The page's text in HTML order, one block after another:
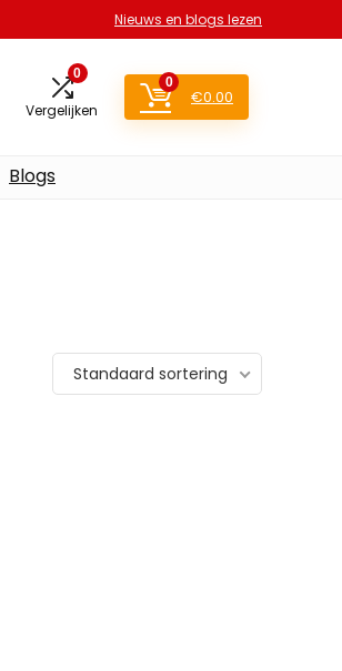
Nieuws en blogs lezen
0
Vergelijken
0
€0.00
Blogs
Standaard sortering